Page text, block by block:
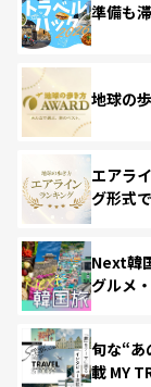
準備も
地球の
エアラ
グ形式
Next韓
グルメ
旬な“あ
載 MY